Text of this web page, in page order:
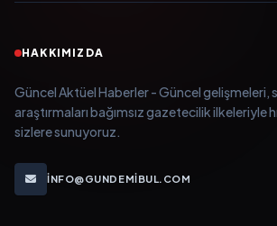
HAKKIMIZDA
Güncel Aktüel Haberler - Güncel gelişmeleri,
araştırmaları bağımsız gazetecilik ilkeleriyle
sizlere sunuyoruz.
INFO@GUNDEMIBUL.COM